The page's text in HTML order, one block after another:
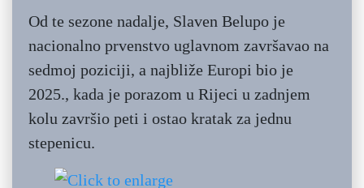
Od te sezone nadalje, Slaven Belupo je
nacionalno prvenstvo uglavnom završavao na
sedmoj poziciji, a najbliže Europi bio je
2025., kada je porazom u Rijeci u zadnjem
kolu završio peti i ostao kratak za jednu
stepenicu.